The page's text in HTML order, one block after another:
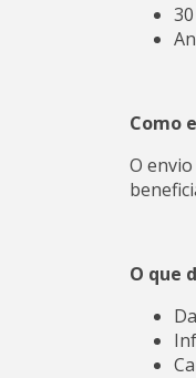
Como
O
O que